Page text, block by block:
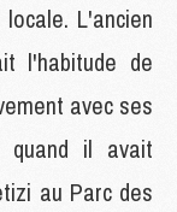
L'ancien
l'habitude de
avec ses
quand il avait
au Parc des